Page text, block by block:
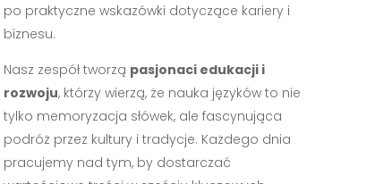
po praktyczne wskazówki dotyczące kariery i
biznesu.
Nasz zespół tworzą pasjonaci edukacji i
rozwoju, którzy wierzą, że nauka języków to nie
tylko memoryzacja słówek, ale fascynująca
podróż przez kultury i tradycje. Każdego dnia
pracujemy nad tym, by dostarczać